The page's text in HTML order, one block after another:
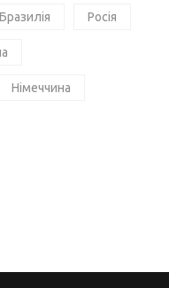
Бразилія Росія
Німеччина